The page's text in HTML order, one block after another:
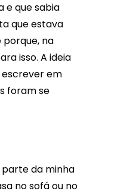
e que sabia
que estava
na
isso. A ideia
em
foram se
da minha
no sofá ou no